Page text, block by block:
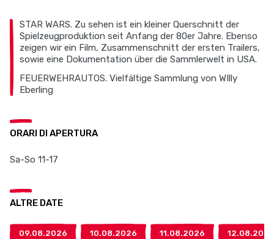
STAR WARS. Zu sehen ist ein kleiner Querschnitt der
Spielzeugproduktion seit Anfang der 80er Jahre. Ebenso
zeigen wir ein Film, Zusammenschnitt der ersten Trailers,
sowie eine Dokumentation über die Sammlerwelt in USA.
FEUERWEHRAUTOS. Vielfältige Sammlung von WIlly
Eberling
ORARI DI APERTURA
Sa-So 11-17
ALTRE DATE
09.08.2026 10.08.2026 11.08.2026 12.08.2026